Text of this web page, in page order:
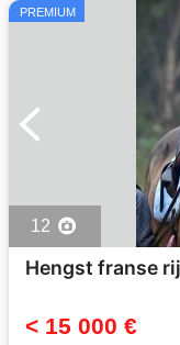
PREMIUM
12
Hengst franse
< 15 000 €